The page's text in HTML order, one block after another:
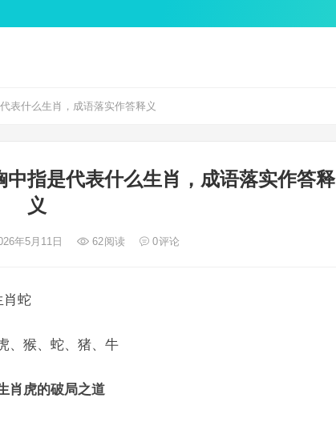
表什么生肖，成语落实作答释义
指是代表什么生肖，成语落实作答释
义
年5月11日 62阅读 0评论
肖蛇
、猴、蛇、猪、牛
肖虎的破局之道